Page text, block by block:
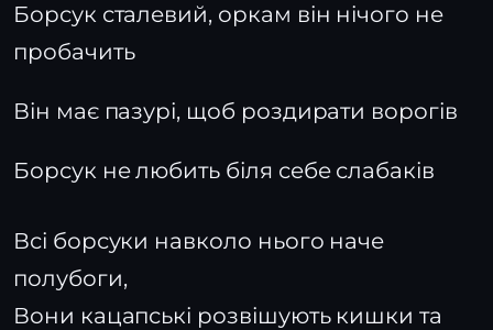
Борсук сталевий, оркам він нічого не
пробачить
Він має пазурі, щоб роздирати ворогів
Борсук не любить біля себе слабаків
Всі борсуки навколо нього наче
полубоги,
Вони кацапські розвішують кишки та